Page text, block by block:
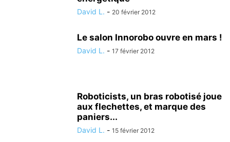
David L. - 20 février 2012
Le salon Innorobo ouvre en mars !
David L. - 17 février 2012
Roboticists, un bras robotisé joue
aux flechettes, et marque des
paniers...
David L. - 15 février 2012